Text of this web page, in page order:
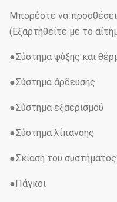
Μπορέστε να
(Εξαρτηθείτε με το
●Σύστημα ψύξης και
●Σύστημα άρδευσης
●Σύστημα εξαερισμού
●Σύστημα λίπανσης
●Σκίαση του συστήματος
●Πάγκοι